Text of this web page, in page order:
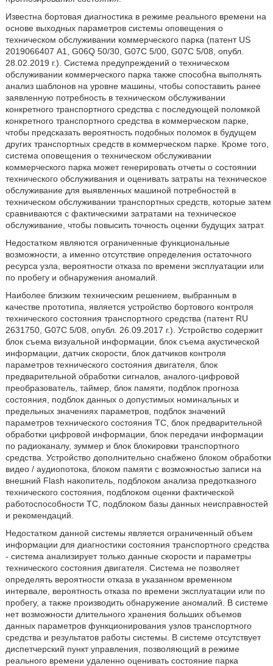
Известна бортовая диагностика в режиме реального времени на
основе выходных параметров системы оповещения о
техническом обслуживании коммерческого парка (патент US
2019066407 А1, G06Q 50/30, G07C 5/00, G07C 5/08, опубл.
28.02.2019 г.). Система предупреждений о техническом
обслуживании коммерческого парка также способна выполнять
анализ шаблонов на уровне машины, чтобы сопоставить ранее
заявленную потребность в техническом обслуживании
конкретного транспортного средства с последующей поломкой
конкретного транспортного средства в коммерческом парке,
чтобы предсказать вероятность подобных поломок в будущем
других транспортных средств в коммерческом парке. Кроме того,
система оповещения о техническом обслуживании
коммерческого парка может генерировать отчеты о состоянии
технического обслуживания и оценивать затраты на техническое
обслуживание для выявленных машиной потребностей в
техническом обслуживании транспортных средств, которые затем
сравниваются с фактическими затратами на техническое
обслуживание, чтобы повысить точность оценки будущих затрат.
Недостатком являются ограниченные функциональные
возможности, а именно отсутствие определения остаточного
ресурса узла, вероятности отказа по времени эксплуатации или
по пробегу и обнаружения аномалий.
Наиболее близким техническим решением, выбранным в
качестве прототипа, является устройство бортового контроля
технического состояния транспортного средства (патент RU
2631750, G07C 5/08, опубл. 26.09.2017 г.). Устройство содержит
блок съема визуальной информации, блок съема акустической
информации, датчик скорости, блок датчиков контроля
параметров технического состояния двигателя, блок
предварительной обработки сигналов, аналого-цифровой
преобразователь, таймер, блок памяти, подблок прогноза
состояния, подблок данных о допустимых номинальных и
предельных значениях параметров, подблок значений
параметров технического состояния ТС, блок предварительной
обработки цифровой информации, блок передачи информации
по радиоканалу, зуммер и блок блокировки транспортного
средства. Устройство дополнительно снабжено блоком обработки
видео / аудиопотока, блоком памяти с возможностью записи на
внешний Flash накопитель, подблоком анализа предотказного
технического состояния, подблоком оценки фактической
работоспособности ТС, подблоком базы данных неисправностей
и рекомендаций.
Недостатком данной системы является ограниченный объем
информации для диагностики состояния транспортного средства
- система анализирует только данные скорости и параметры
технического состояния двигателя. Система не позволяет
определять вероятности отказа в указанном временном
интервале, вероятность отказа по времени эксплуатации или по
пробегу, а также производить обнаружение аномалий. В системе
нет возможности длительного хранения больших объемов
данных параметров функционирования узлов транспортного
средства и результатов работы системы. В системе отсутствует
диспетчерский пункт управления, позволяющий в режиме
реального времени удаленно оценивать состояние парка